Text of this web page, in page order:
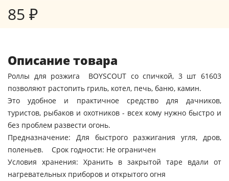
85 ₽
Описание товара
Роллы для розжига BOYSCOUT со спичкой, 3 шт 61603
позволяют растопить гриль, котел, печь, баню, камин.
Это удобное и практичное средство для дачников,
туристов, рыбаков и охотников - всех кому нужно быстро и
без проблем развести огонь.
Предназначение: Для быстрого разжигания угля, дров,
поленьев. Срок годности: Не ограничен
Условия хранения: Хранить в закрытой таре вдали от
нагревательных приборов и открытого огня